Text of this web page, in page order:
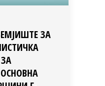
ЗА